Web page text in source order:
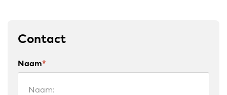
Contact
Naam*